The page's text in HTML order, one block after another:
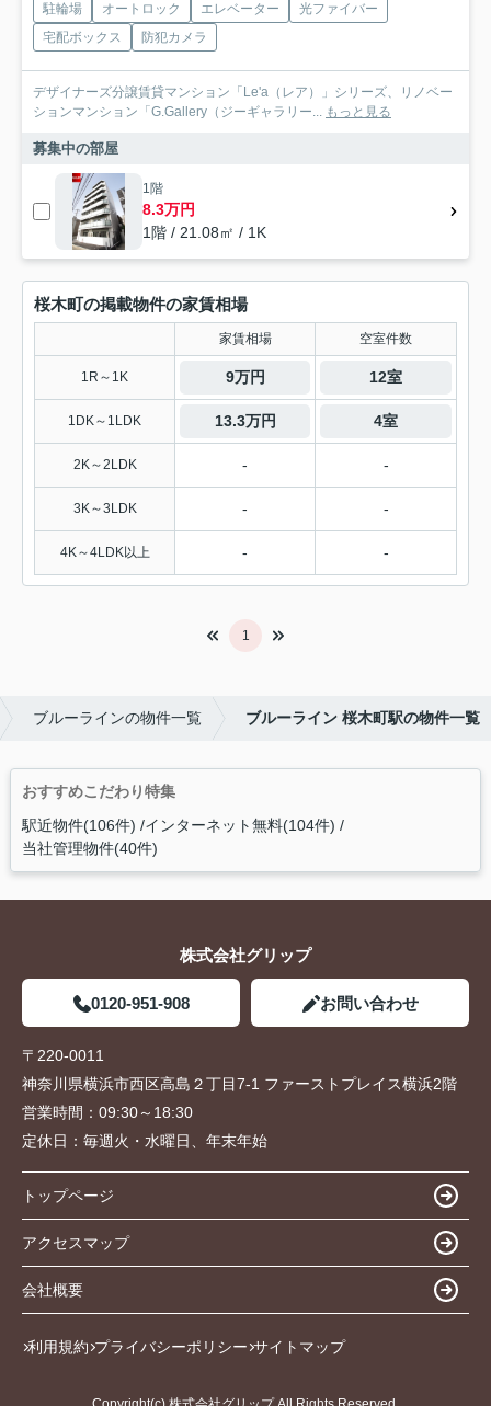
駐輪場 オートロック エレベーター
光ファイバー
宅配ボックス
防犯カメラ
デザイナーズ分譲賃貸マンション「Le'a（レア）」シリーズ、リノベー
ションマンション「G.Gallery（ジーギャラリー... もっと見る
募集中の部屋
1階
8.3万円
1階 / 21.08㎡ / 1K
桜木町の掲載物件の家賃相場
家賃相場 空室件数
1R～1K 9万円 12室
1DK～1LDK 13.3万円 4室
2K～2LDK - -
3K～3LDK - -
4K～4LDK以上 - -
1
ブルーラインの物件一覧 ブルーライン 桜木町駅の物件一覧
おすすめこだわり特集
駅近物件(106件) インターネット無料(104件)
当社管理物件(40件)
株式会社グリップ
0120-951-908 お問い合わせ
〒220-0011
神奈川県横浜市西区高島２丁目7-1 ファーストプレイス横浜2階
営業時間： 09:30～18:30
定休日： 毎週火・水曜日、年末年始
トップページ
アクセスマップ
会社概要
利用規約 プライバシーポリシー サイトマップ